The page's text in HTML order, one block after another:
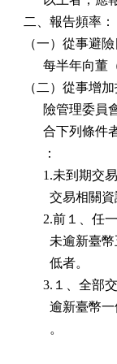
二、報告頻率：
（一）從事避
每半年向
（二）從事增
險管理委
合下列條
      ：
1.未到期
交易相關
2.前１、
未逾新
        低者。
3.１、全
逾新臺
        。